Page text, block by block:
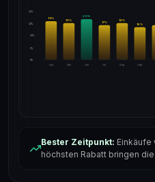
24%
18%
12%
6%
0%
Apr
19%
Mai
18%
Jun
20%
Jul
17%
Aug
18%
Sep
16%
Bester Zeitpunkt: Einkäufe
höchsten Rabatt bringen